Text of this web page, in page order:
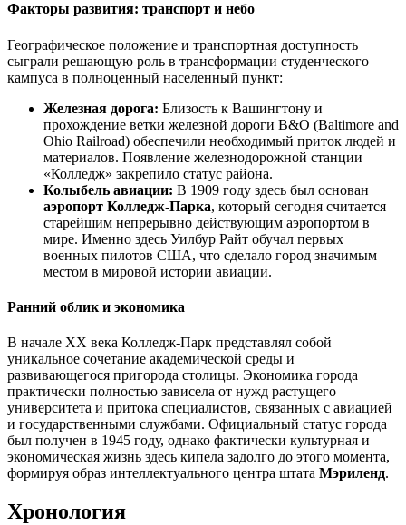
Факторы развития: транспорт и небо
Географическое положение и транспортная доступность
сыграли решающую роль в трансформации студенческого
кампуса в полноценный населенный пункт:
Железная дорога: Близость к Вашингтону и
прохождение ветки железной дороги B&O (Baltimore and
Ohio Railroad) обеспечили необходимый приток людей и
материалов. Появление железнодорожной станции
«Колледж» закрепило статус района.
Колыбель авиации: В 1909 году здесь был основан
аэропорт Колледж-Парка, который сегодня считается
старейшим непрерывно действующим аэропортом в
мире. Именно здесь Уилбур Райт обучал первых
военных пилотов США, что сделало город значимым
местом в мировой истории авиации.
Ранний облик и экономика
В начале XX века Колледж-Парк представлял собой
уникальное сочетание академической среды и
развивающегося пригорода столицы. Экономика города
практически полностью зависела от нужд растущего
университета и притока специалистов, связанных с авиацией
и государственными службами. Официальный статус города
был получен в 1945 году, однако фактически культурная и
экономическая жизнь здесь кипела задолго до этого момента,
формируя образ интеллектуального центра штата Мэриленд.
Хронология